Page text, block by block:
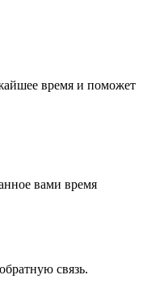
время и поможет
вами время
связь.